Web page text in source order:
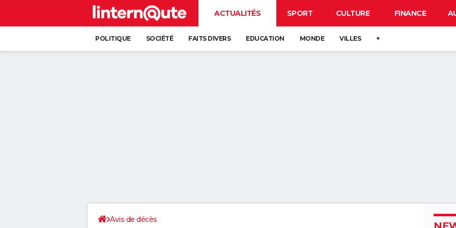
ACTUALITÉS SPORT CULTURE FINANCE
POLITIQUE SOCIÉTÉ FAITS DIVERS EDUCATION MONDE VILLES +
Avis de décès